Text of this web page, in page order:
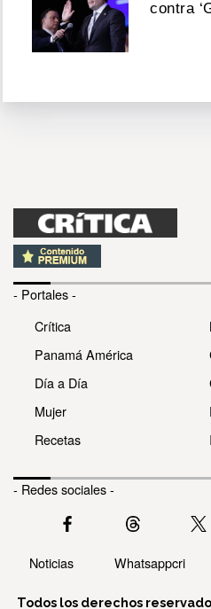
contra
- Portales -
Crítica
Panamá América
Día a Día
Mujer
Recetas
- Redes sociales -
Noticias Whatsappcri
Todos los derechos